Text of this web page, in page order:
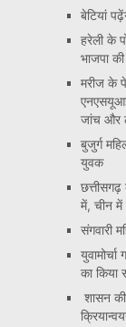
बेटियां
हरेली के
भाजपा
मरीज के
जांच और
बुजुर्ग
युवक
छत्तीसगढ़
में, चीन में
संगवारी
का किया
शासन